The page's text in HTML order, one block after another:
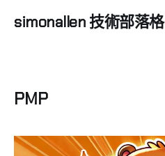
simonallen 技術部落格
PMP